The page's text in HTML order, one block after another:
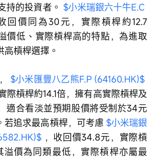
持的投資者。 $小米瑞銀六十牛E.C
回價同為30元，實際槓桿約12.7
價低、實際槓桿高的特點，為進取
槓桿選擇。
$小米匯豐八乙熊F.P (64160.HK)$
際槓桿約14.1倍，擁有高實際槓桿及
適合看淡並預期股價將受制於34元
若追求最高槓桿，可考慮 $小米瑞銀
，收回價34.8元，實際槓
溢價為同類最低，實際槓桿亦屬最